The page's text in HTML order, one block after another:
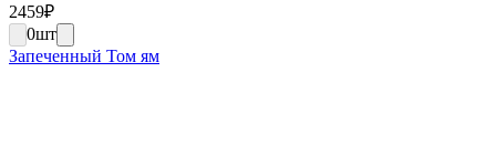
2459₽
0шт
Запеченный Том ям